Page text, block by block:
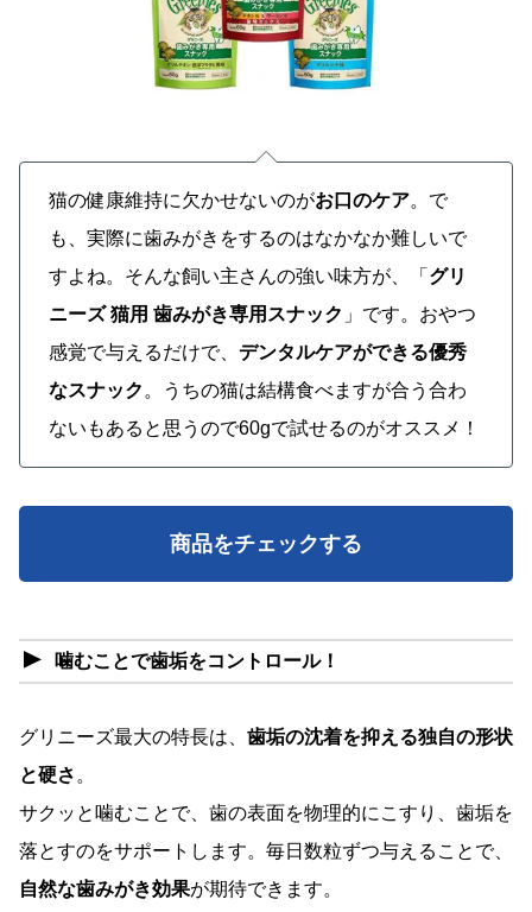
猫の健康維持に欠かせないのがお口のケア。で
も、実際に歯みがきをするのはなかなか難しいで
すよね。そんな飼い主さんの強い味方が、「 グリ
ニーズ 猫用 歯みがき専用スナック 」です。おやつ
感覚で与えるだけで、 デンタルケアができる優秀
なスナック。うちの猫は結構食べますが合う合わ
ないもあると思うので60gで試せるのがオススメ！
商品をチェックする
噛むことで歯垢をコントロール！
グリニーズ最大の特長は、 歯垢の沈着を抑える独自の形状
と硬さ 。
サクッと噛むことで、歯の表面を物理的にこすり、歯垢を
落とすのをサポートします。毎日数粒ずつ与えることで、
自然な歯みがき効果が期待できます。